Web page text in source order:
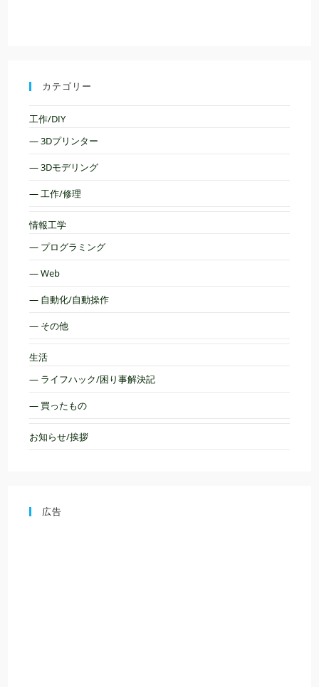
カテゴリー
工作/DIY
— 3Dプリンター
— 3Dモデリング
— 工作/修理
情報工学
— プログラミング
— Web
— 自動化/自動操作
— その他
生活
— ライフハック/困り事解決記
— 買ったもの
お知らせ/挨拶
広告